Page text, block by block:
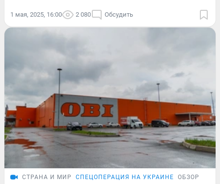
1 мая, 2025, 16:00 2 080 Обсудить
СТРАНА И МИР СПЕЦОПЕРАЦИЯ НА УКРАИНЕ ОБЗОР